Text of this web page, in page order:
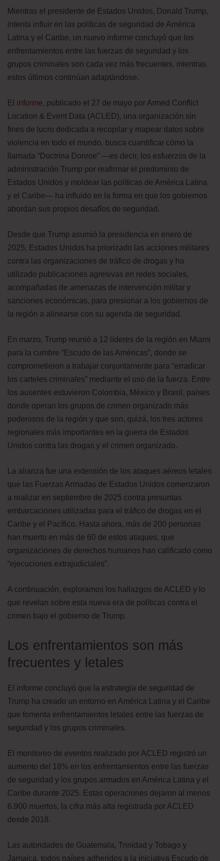
Mientras el presidente de Estados Unidos, Donald Trump,
intenta influir en las políticas de seguridad de América
Latina y el Caribe, un nuevo informe concluyó que los
enfrentamientos entre las fuerzas de seguridad y los
grupos criminales son cada vez más frecuentes, mientras
estos últimos continúan adaptándose.
El informe, publicado el 27 de mayo por Armed Conflict
Location & Event Data (ACLED), una organización sin
fines de lucro dedicada a recopilar y mapear datos sobre
violencia en todo el mundo, busca cuantificar cómo la
llamada “Doctrina Donroe” —es decir, los esfuerzos de la
administración Trump por reafirmar el predominio de
Estados Unidos y moldear las políticas de América Latina
y el Caribe— ha influido en la forma en que los gobiernos
abordan sus propios desafíos de seguridad.
Desde que Trump asumió la presidencia en enero de
2025, Estados Unidos ha priorizado las acciones militares
contra las organizaciones de tráfico de drogas y ha
utilizado publicaciones agresivas en redes sociales,
acompañadas de amenazas de intervención militar y
sanciones económicas, para presionar a los gobiernos de
la región a alinearse con su agenda de seguridad.
En marzo, Trump reunió a 12 líderes de la región en Miami
para la cumbre “Escudo de las Américas”, donde se
comprometieron a trabajar conjuntamente para “erradicar
los carteles criminales” mediante el uso de la fuerza. Entre
los ausentes estuvieron Colombia, México y Brasil, países
donde operan los grupos de crimen organizado más
poderosos de la región y que son, quizá, los tres actores
regionales más importantes en la guerra de Estados
Unidos contra las drogas y el crimen organizado.
La alianza fue una extensión de los ataques aéreos letales
que las Fuerzas Armadas de Estados Unidos comenzaron
a realizar en septiembre de 2025 contra presuntas
embarcaciones utilizadas para el tráfico de drogas en el
Caribe y el Pacífico. Hasta ahora, más de 200 personas
han muerto en más de 60 de estos ataques, que
organizaciones de derechos humanos han calificado como
“ejecuciones extrajudiciales”.
A continuación, exploramos los hallazgos de ACLED y lo
que revelan sobre esta nueva era de políticas contra el
crimen bajo el gobierno de Trump.
Los enfrentamientos son más
frecuentes y letales
El informe concluyó que la estrategia de seguridad de
Trump ha creado un entorno en América Latina y el Caribe
que fomenta enfrentamientos letales entre las fuerzas de
seguridad y los grupos criminales.
El monitoreo de eventos realizado por ACLED registró un
aumento del 18% en los enfrentamientos entre las fuerzas
de seguridad y los grupos armados en América Latina y el
Caribe durante 2025. Estas operaciones dejaron al menos
6.900 muertos, la cifra más alta registrada por ACLED
desde 2018.
Las autoridades de Guatemala, Trinidad y Tobago y
Jamaica, todos países adheridos a la iniciativa Escudo de